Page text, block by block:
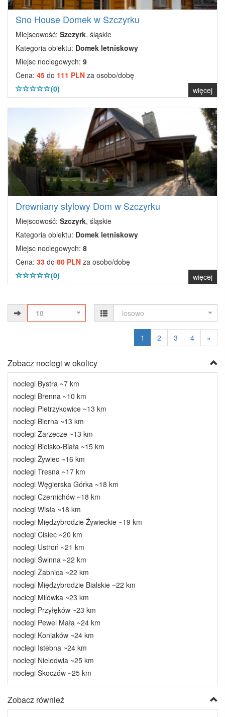
Sno House Domek w Szczyrku
Miejscowość: Szczyrk, śląskie
Kategoria obiektu: Domek letniskowy
Miejsc noclegowych: 9
Cena: 45 do 111 PLN za osobo/dobę
(0)
więcej
Drewniany stylowy Dom w Szczyrku
Miejscowość: Szczyrk, śląskie
Kategoria obiektu: Domek letniskowy
Miejsc noclegowych: 8
Cena: 33 do 80 PLN za osobo/dobę
(0)
więcej
10 losowo
1 2 3 4 »
Zobacz noclegi w okolicy
noclegi Bystra ~7 km
noclegi Brenna ~10 km
noclegi Pietrzykowice ~13 km
noclegi Bierna ~13 km
noclegi Zarzecze ~13 km
noclegi Bielsko-Biała ~15 km
noclegi Żywiec ~16 km
noclegi Tresna ~17 km
noclegi Węgierska Górka ~18 km
noclegi Czernichów ~18 km
noclegi Wisła ~18 km
noclegi Międzybrodzie Żywieckie ~19 km
noclegi Cisiec ~20 km
noclegi Ustroń ~21 km
noclegi Świnna ~22 km
noclegi Żabnica ~22 km
noclegi Międzybrodzie Bialskie ~22 km
noclegi Milówka ~23 km
noclegi Przyłęków ~23 km
noclegi Pewel Mała ~24 km
noclegi Koniaków ~24 km
noclegi Istebna ~24 km
noclegi Nieledwia ~25 km
noclegi Skoczów ~25 km
Zobacz również